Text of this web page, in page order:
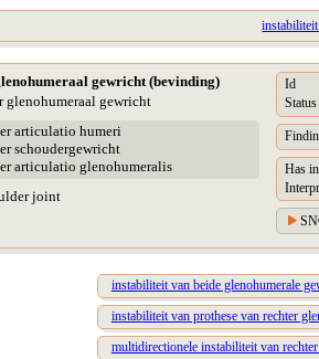
gewricht (bevinding)
gewricht
articulatio humeri
schoudergewricht
articulatio glenohumeralis
joint
Id
Status
Has
instabiliteit van beide glenohumerale
instabiliteit van prothese van rechter
multidirectionele instabiliteit van